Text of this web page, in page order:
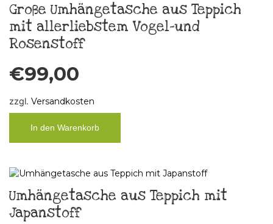
Große Umhängetasche aus Teppich
mit allerliebstem Vogel-und
Rosenstoff
€99,00
zzgl. Versandkosten
In den Warenkorb
Umhängetasche aus Teppich mit
Japanstoff